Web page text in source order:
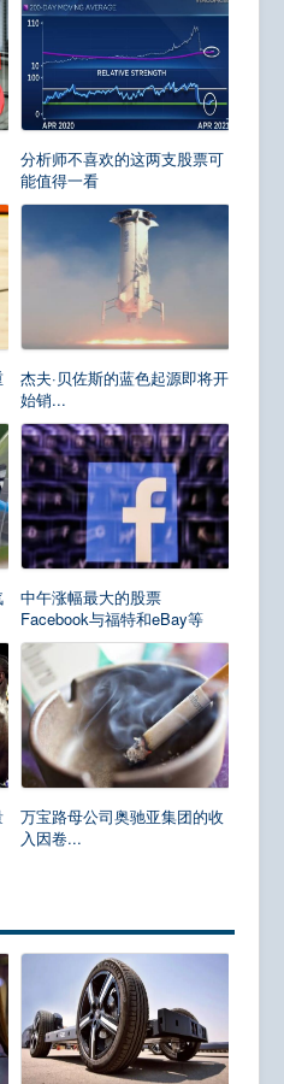
分析师不喜欢的这两支股票可
能值得一看
杰夫·贝佐斯的蓝色起源即将开
始销...
中午涨幅最大的股票
Facebook与福特和eBay等
万宝路母公司奥驰亚集团的收
入因卷...